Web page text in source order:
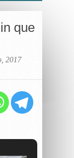
que
2017